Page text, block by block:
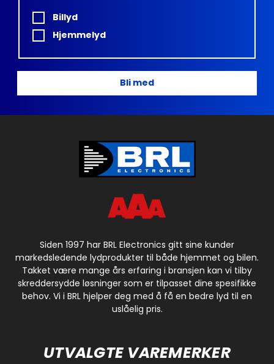
Billyd
Hjemmelyd
Bli med
Siden 1997 har BRL Electronics gitt sine kunder
markedsledende lydprodukter til både hjemmet og bilen.
Takket være mange års erfaring i bransjen kan vi tilby
skreddersydde løsninger som er tilpasset dine spesifikke
behov. Vi i BRL hjelper deg med å få en bedre lyd til en
uslåelig pris.
UTVALGTE VAREMERKER